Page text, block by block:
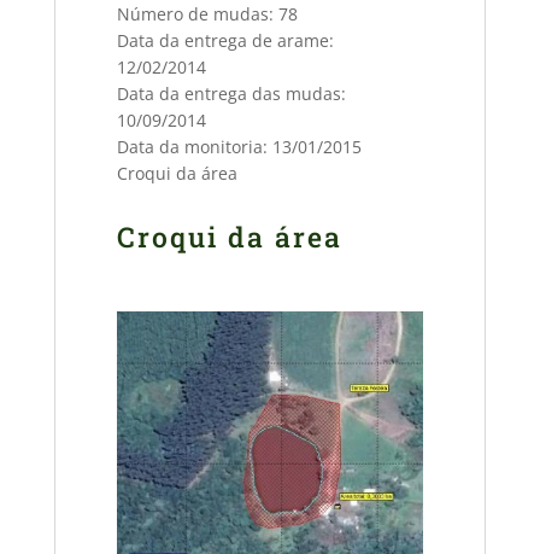
Número de mudas: 78
Data da entrega de arame:
12/02/2014
Data da entrega das mudas:
10/09/2014
Data da monitoria: 13/01/2015
Croqui da área
Croqui da área